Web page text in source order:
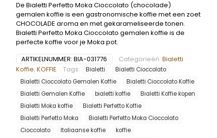
De Bialetti Perfetto Moka Cioccolato (chocolade)
gemalen koffie is een gastronomische koffie met een zoet
CHOCOLADE aroma en met gekarameliseerde tonen.
Bialetti Perfetto Moka Cioccolato gemalen koffie is de
perfecte koffie voor je Moka pot.
ARTIKELNUMMER: BIA-031776 Categorieën: Bialetti
Koffie, KOFFIE Tags: Bialetti
Bialetti Cioccolato
Bialetti Cioccolato Gemalen Koffie
Bialetti Cioccolato Koffie
Bialetti Gemalen Koffie
bialetti koffie
Bialetti Koffie kopen
Bialetti Moka koffie
Bialetti Perfetto Koffie
Bialetti Perfetto Moka
Bialetti Perfetto Moka Cioccolato
Cioccolato
Italiaanse koffie
koffie